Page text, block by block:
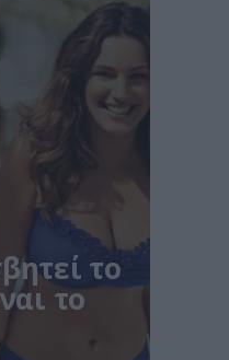
το
το